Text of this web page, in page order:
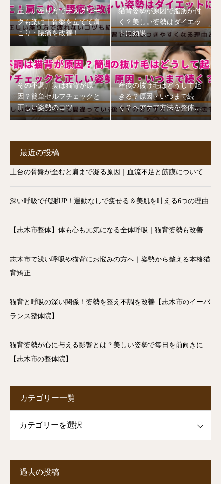
正しい座り方でデスクワー
クも楽に｜骨盤を立てて肩
こり・腰痛を改善！
猫背姿勢が原因で脂肪が付
く？美しい姿勢はダイエッ
トに効果
その不調、実は猫背が原
因？簡単セルフチェックと
正しい姿勢のコツ
産後の抜け毛はどうして起
きる？原因・いつまで続
く？ヘアケア方法を整体師
が解説【志木市】
最近の投稿
土台の骨盤が歪むと肩まで凝る原因｜血流不足と筋膜について
深い呼吸で代謝UP！運動なしで痩せる＆美肌を叶える6つの理由
【志木市整体】体も心も元気になる全体呼吸｜猫背姿勢も改善
志木市で浅い呼吸や猫背にお悩みの方へ｜姿勢から整える本格猫
背矯正
猫背と呼吸の深い関係！姿勢を整え不調を改善【志木市のイーバ
ランス整体院】
猫背姿勢が心に与える影響とは？美しい姿勢で毎日を前向きに
【志木市の整体院】
カテゴリー一覧
過去の投稿